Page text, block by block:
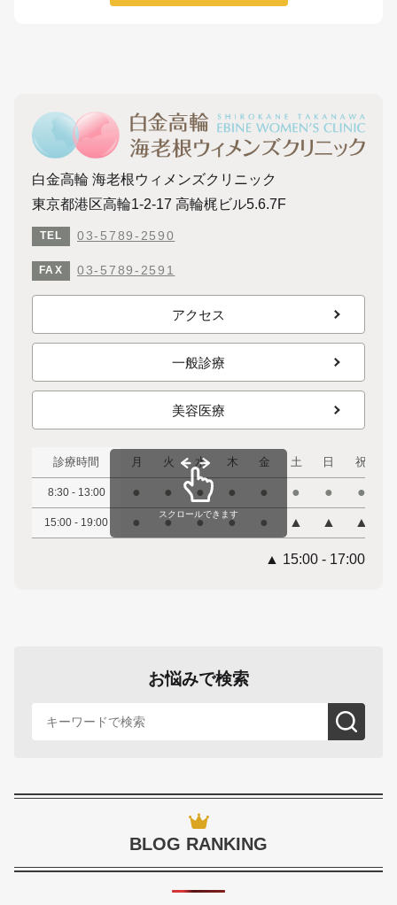
白金高輪 海老根ウィメンズクリニック
東京都港区高輪1-2-17 高輪梶ビル5.6.7F
TEL 03-5789-2590
FAX 03-5789-2591
アクセス
一般診療
美容医療
診療時間 月 火 水 木 金 土 日 祝
8:30 - 13:00 ● ● ● ● ● ● ● ●
15:00 - 19:00 ● ● ● ● ● ▲ ▲ ▲
スクロールできます
▲ 15:00 - 17:00
お悩みで検索
BLOG RANKING